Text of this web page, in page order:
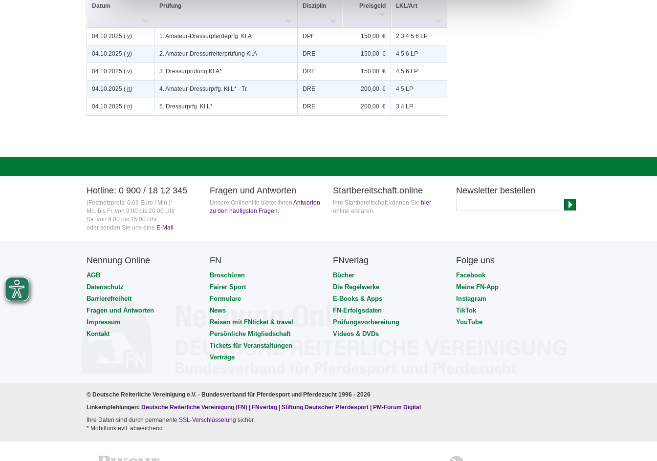
Datum Prüfung Disziplin Preisgeld LKL/Art
04.10.2025 ( v) 1. Amateur-Dressurpferdeprfg. Kl.A DPF 150,00 € 2 3 4 5 6 LP
04.10.2025 ( v) 2. Amateur-Dressurreiterprüfung Kl.A DRE 150,00 € 4 5 6 LP
04.10.2025 ( v) 3. Dressurprüfung Kl.A* DRE 150,00 € 4 5 6 LP
04.10.2025 ( n) 4. Amateur-Dressurprfg. Kl.L* - Tr. DRE 200,00 € 4 5 LP
04.10.2025 ( n) 5. Dressurprfg. Kl.L* DRE 200,00 € 3 4 LP
Hotline: 0 900 / 18 12 345
(Festnetzpreis: 0,69 Euro / Min.)*
Mo. bis Fr. von 9:00 bis 20:00 Uhr
Sa. von 9:00 bis 15:00 Uhr
oder senden Sie uns eine E-Mail .
Fragen und Antworten
Unsere Onlinehilfe bietet Ihnen Antworten
zu den häufigsten Fragen.
Startbereitschaft.online
Ihre Startbereitschaft können Sie hier
online erklären.
Newsletter bestellen
Nennung Online
AGB
Datenschutz
Barrierefreiheit
Fragen und Antworten
Impressum
Kontakt
FN
Broschüren
Fairer Sport
Formulare
News
Reisen mit FNticket & travel
Persönliche Mitgliedschaft
Tickets für Veranstaltungen
Verträge
FNverlag
Bücher
Die Regelwerke
E-Books & Apps
FN-Erfolgsdaten
Prüfungsvorbereitung
Videos & DVDs
Folge uns
Facebook
Meine FN-App
Instagram
TikTok
YouTube
© Deutsche Reiterliche Vereinigung e.V. - Bundesverband für Pferdesport und Pferdezucht 1996 - 2026
Linkempfehlungen: Deutsche Reiterliche Vereinigung (FN) FNverlag Stiftung Deutscher Pferdesport
PM-Forum Digital
Ihre Daten sind durch permanente SSL-Verschlüsselung sicher.
* Mobilfunk evtl. abweichend